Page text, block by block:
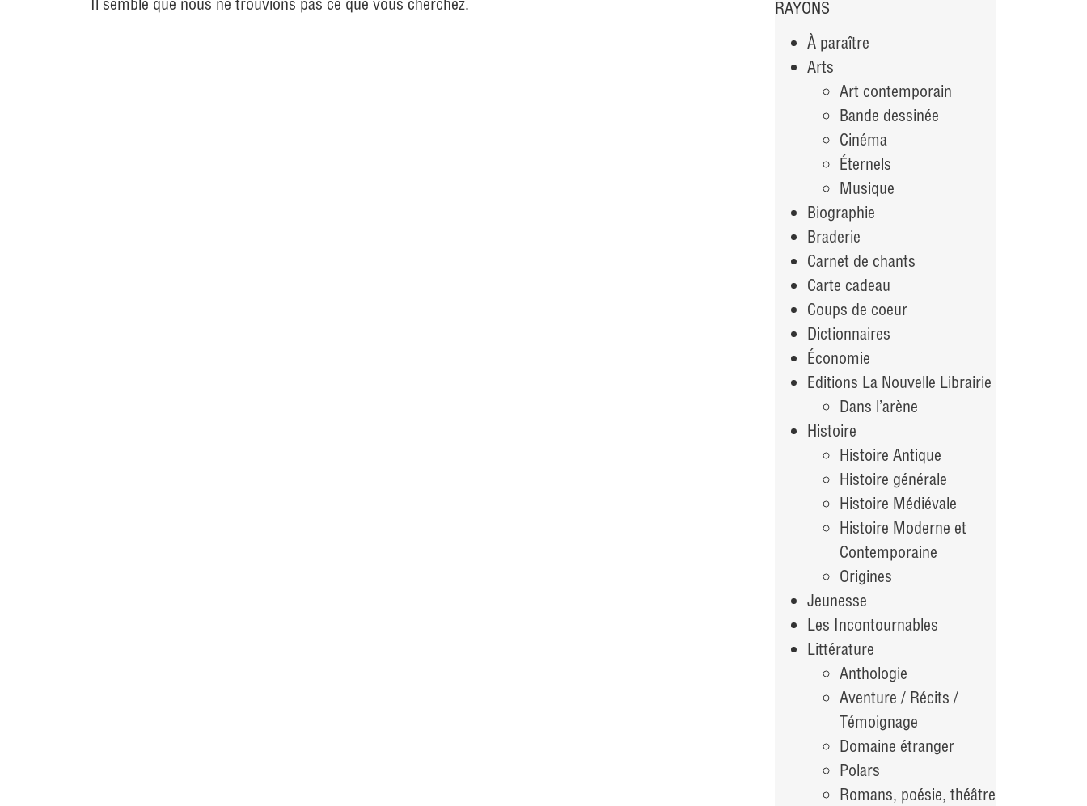
RAYONS
À paraître
Arts
Art contemporain
Bande dessinée
Cinéma
Éternels
Musique
Biographie
Braderie
Carnet de chants
Carte cadeau
Coups de coeur
Dictionnaires
Économie
Editions La Nouvelle Librairie
Dans l’arène
Histoire
Histoire Antique
Histoire générale
Histoire Médiévale
Histoire Moderne et
Contemporaine
Origines
Jeunesse
Les Incontournables
Littérature
Anthologie
Aventure / Récits /
Témoignage
Domaine étranger
Polars
Romans, poésie, théâtre